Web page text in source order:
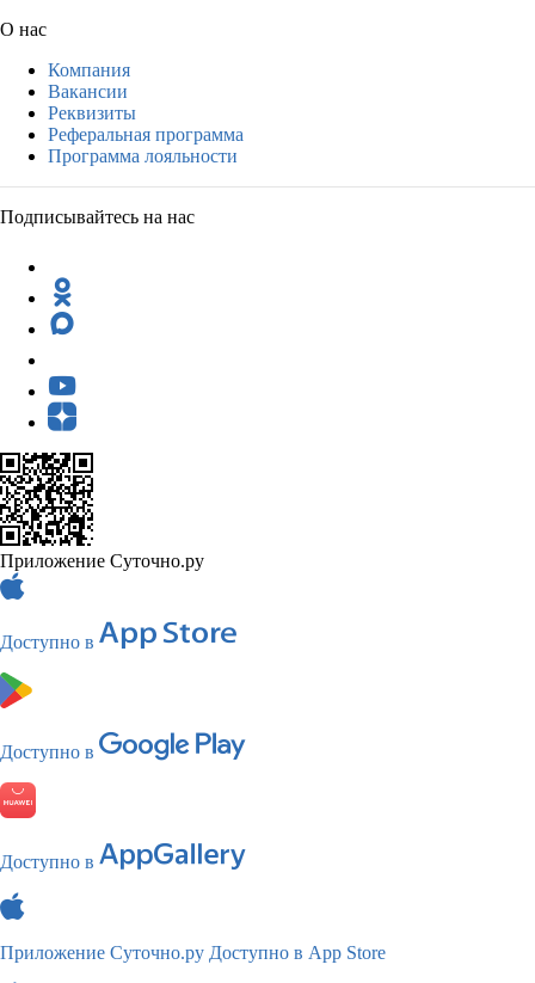
О нас
Компания
Вакансии
Реквизиты
Реферальная программа
Программа лояльности
Подписывайтесь на нас
Приложение Суточно.ру
Доступно в
Доступно в
Доступно в
Приложение Суточно.ру Доступно в App Store